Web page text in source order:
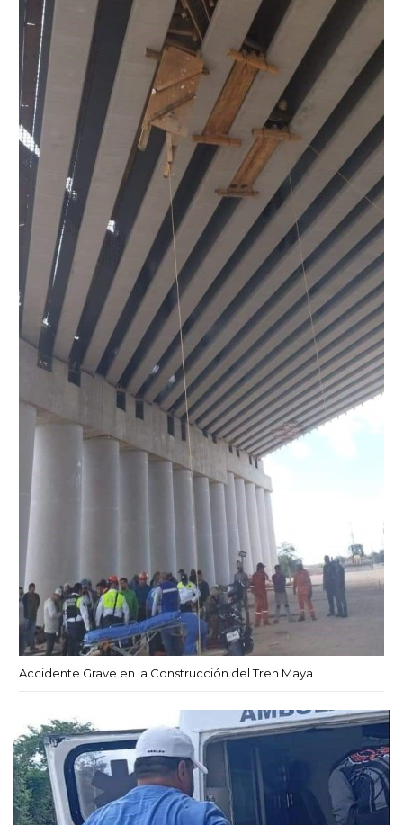
Accidente Grave en la Construcción del Tren Maya